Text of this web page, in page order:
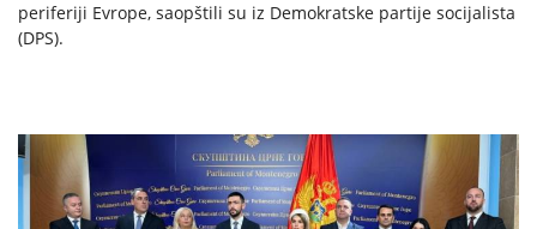
periferiji Evrope, saopštili su iz Demokratske partije socijalista
(DPS).